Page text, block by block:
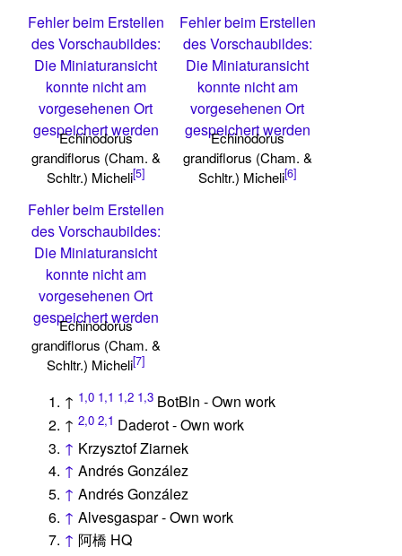
Fehler beim Erstellen
des Vorschaubildes:
Die Miniaturansicht
konnte nicht am
vorgesehenen Ort
gespeichert werden
Echinodorus
grandiflorus (Cham. &
Schltr.) Micheli[5]
Fehler beim Erstellen
des Vorschaubildes:
Die Miniaturansicht
konnte nicht am
vorgesehenen Ort
gespeichert werden
Echinodorus
grandiflorus (Cham. &
Schltr.) Micheli[6]
Fehler beim Erstellen
des Vorschaubildes:
Die Miniaturansicht
konnte nicht am
vorgesehenen Ort
gespeichert werden
Echinodorus
grandiflorus (Cham. &
Schltr.) Micheli[7]
↑ 1,0 1,1 1,2 1,3 BotBln - Own work
↑2,0 2,1 Daderot - Own work
↑ Krzysztof Ziarnek
↑ Andrés González
↑ Andrés González
↑ Alvesgaspar - Own work
↑ 阿橋 HQ